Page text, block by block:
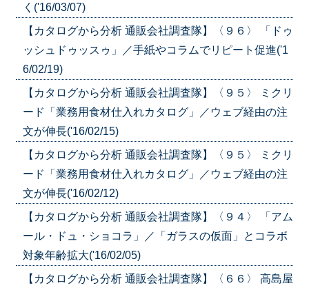
く('16/03/07)
【カタログから分析 通販会社調査隊】〈９６〉 「ドゥ
ッシュドゥッスゥ」／手紙やコラムでリピート促進('1
6/02/19)
【カタログから分析 通販会社調査隊】〈９５〉 ミクリ
ード「業務用食材仕入れカタログ」／ウェブ経由の注
文が伸長('16/02/15)
【カタログから分析 通販会社調査隊】〈９５〉 ミクリ
ード「業務用食材仕入れカタログ」／ウェブ経由の注
文が伸長('16/02/12)
【カタログから分析 通販会社調査隊】〈９４〉 「アム
ール・ドュ・ショコラ」／「ガラスの仮面」とコラボ
対象年齢拡大('16/02/05)
【カタログから分析 通販会社調査隊】〈６６〉 高島屋